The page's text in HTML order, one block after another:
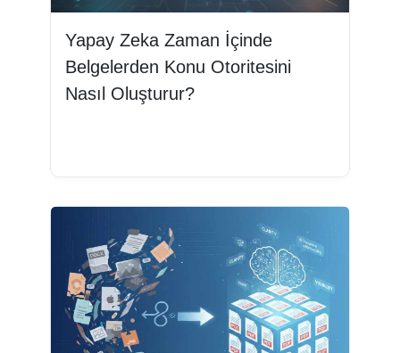
Yapay Zeka Zaman İçinde
Belgelerden Konu Otoritesini
Nasıl Oluşturur?